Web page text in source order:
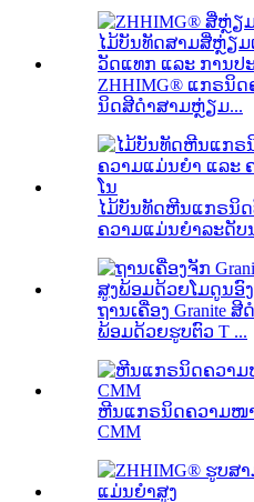
ZHHIMG® ແກຣນິ
ນິດສີດໍາສາມຫຼ່ຽມ...
ໄມ້ບັນທັດຫີນແກຣນິ
ຄວາມແມ່ນຍໍາລະດັບ
ຖານເຄື່ອງ Granite
ພ້ອມດ້ວຍຮູບຕົວ T ...
ຫີນແກຣນິດຄວາມໜ
CMM